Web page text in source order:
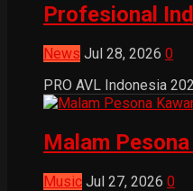
Profesional
News Jul 28, 2026 0
PRO AVL Indonesia
Malam
Music Jul 27, 2026 0